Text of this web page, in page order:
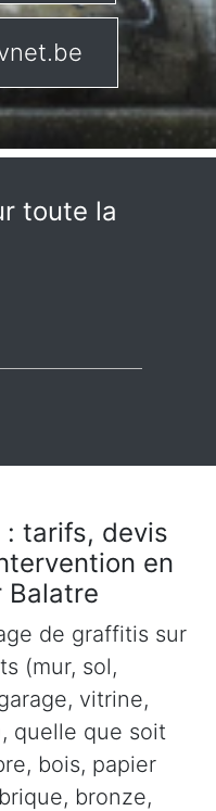
toute la
tarifs, devis
en
Balatre
de graffitis sur
(mur, sol,
vitrine,
quelle que soit
bois, papier
bronze,